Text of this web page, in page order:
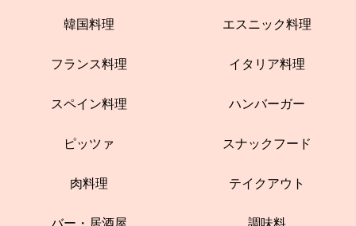
韓国料理 エスニック料理
フランス料理 イタリア料理
スペイン料理 ハンバーガー
ピッツァ スナックフード
肉料理 テイクアウト
バー・居酒屋 調味料